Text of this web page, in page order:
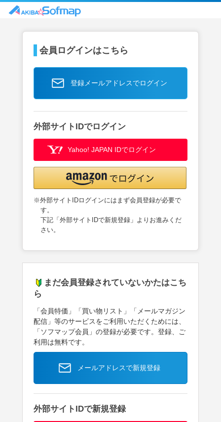
会員ログインはこちら
登録メールアドレスでログイン
外部サイトIDでログイン
Yahoo! JAPAN IDでログイン
※外部サイトIDログインにはまず会員登録が必要で
す。
下記「外部サイトIDで新規登録」よりお進みくだ
さい。
まだ会員登録されていないかたはこち
ら
「会員特価」「買い物リスト」「メールマガジン
配信」等のサービスをご利用いただくためには、
「ソフマップ会員」の登録が必要です。登録、ご
利用は無料です。
メールアドレスで新規登録
外部サイトIDで新規登録